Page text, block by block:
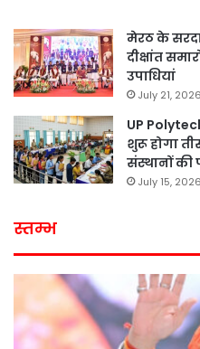
मेरठ के
दीक्षांत
उपाधियां
July 21, 2026
UP
शुरू होगा
संस्थानों की
July 15, 2026
स्तम्भ